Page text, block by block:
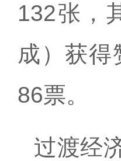
132张，
成）获得
86票。
过渡经